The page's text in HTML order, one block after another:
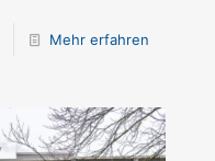
Mehr erfahren